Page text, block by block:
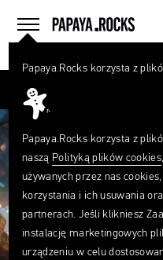
menu
home
Papaya.Rocks korzysta z
Papaya.Rocks korzysta z
naszą Polityką plików cookies
używanych przez nas
korzystania i ich usuwania
partnerach. Jeśli klikniesz
instalację marketingowych
urządzeniu w celu
Czego
szukasz?